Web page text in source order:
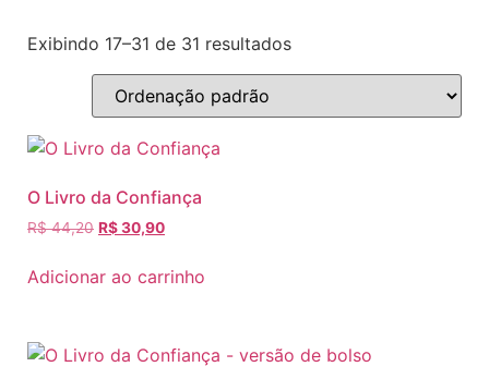
Exibindo 17–31 de 31 resultados
O Livro da Confiança
R$44,20 R$30,90
Adicionar ao carrinho